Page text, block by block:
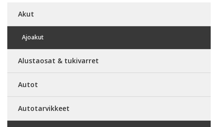
Akut
Ajoakut
Alustaosat & tukivarret
Autot
Autotarvikkeet